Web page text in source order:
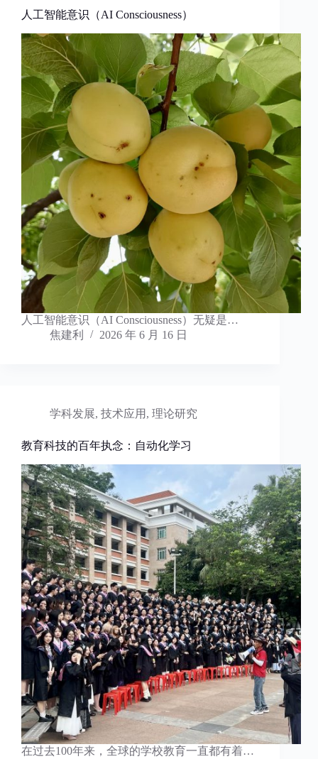
人工智能意识（AI Consciousness）
人工智能意识（AI Consciousness）无疑是…
焦建利
2026 年 6 月 16 日
学科发展, 技术应用 , 理论研究
教育科技的百年执念：自动化学习
在过去100年来，全球的学校教育一直都有着…